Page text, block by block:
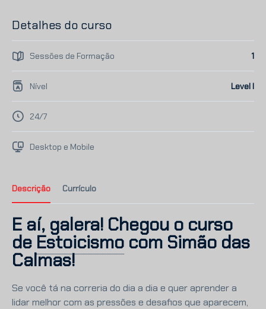
Descrição Currículo
E aí, galera! Chegou o curso
de Estoicismo com Simão das
Calmas!
Se você tá na correria do dia a dia e quer aprender a
lidar melhor com as pressões e desafios que aparecem,
Detalhes do curso
Sessões de Formação 1
Nível Level I
24/7
Desktop e Mobile